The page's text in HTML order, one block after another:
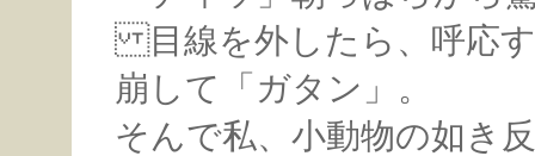
目線を外したら、呼応す
崩して「ガタン」。
そんで私、小動物の如き